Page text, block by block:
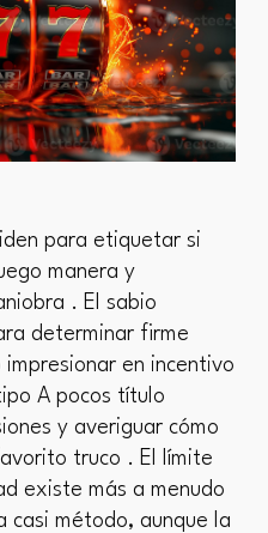
para etiquetar si
manera y
. El sabio
determinar firme
en incentivo
A pocos título
y averiguar cómo
truco . El límite
existe más a menudo
método, aunque la